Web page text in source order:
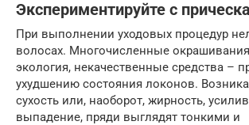
Экспериментируйте с
При выполнении уходовых процедур
волосах. Многочисленные
экология, некачественные средства –
ухудшению состояния локонов.
сухость или, наоборот, жирность,
выпадение, пряди выглядят тонкими и